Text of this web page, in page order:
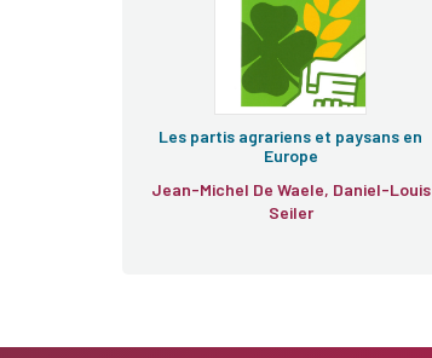
Les partis agrariens et paysans en
Europe
Jean-Michel De Waele, Daniel-Louis
Seiler